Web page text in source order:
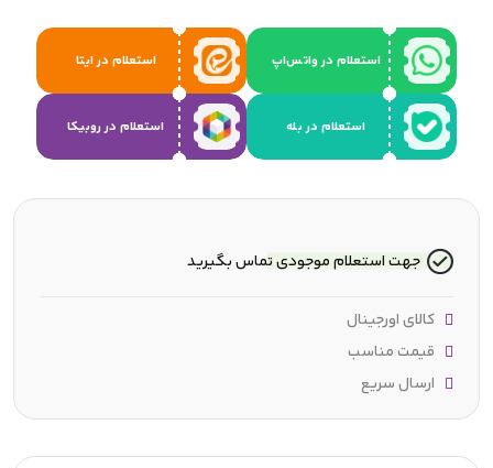
استعلام در واتس‌اپ استعلام در ایتا
استعلام در بله استعلام در روبیکا
جهت استعلام موجودی تماس بگیرید
کالای اورجینال
قیمت مناسب
ارسال سریع